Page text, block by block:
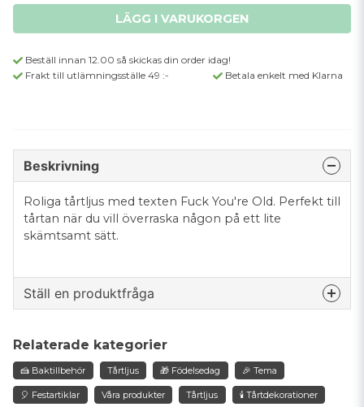
LÄGG I VARUKORGEN
Beställ innan 12.00 så skickas din order idag!
Frakt till utlämningsställe 49 :-
Betala enkelt med Klarna
Beskrivning
Roliga tårtljus med texten Fuck You're Old. Perfekt till
tårtan när du vill överraska någon på ett lite
skämtsamt sätt.
Ställ en produktfråga
Fråga oss något om denna produkten...
Relaterade kategorier
🍰 Baktillbehör Tårtljus 🎁 Födelsedag 🎉 Tema
🎈 Festartiklar Våra produkter Tårtljus 🕯️ Tårtdekorationer